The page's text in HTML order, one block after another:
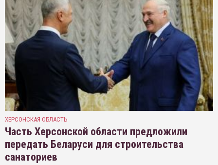
ХЕРСОНСКАЯ ОБЛАСТЬ
Часть Херсонской области предложили
передать Беларуси для строительства
санаториев